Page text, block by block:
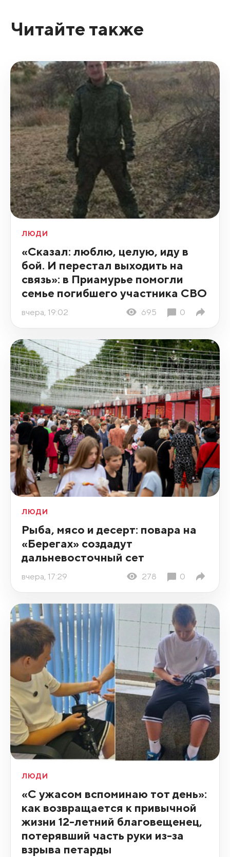
Читайте также
ЛЮДИ
«Сказал: люблю, целую, иду в
бой. И перестал выходить на
связь»: в Приамурье помогли
семье погибшего участника СВО
вчера, 19:02 695 0
ЛЮДИ
Рыба, мясо и десерт: повара на
«Берегах» создадут
дальневосточный сет
вчера, 17:29 278 0
ЛЮДИ
«С ужасом вспоминаю тот день»:
как возвращается к привычной
жизни 12-летний благовещенец,
потерявший часть руки из-за
взрыва петарды